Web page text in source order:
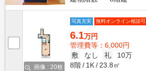
画像 : 20枚
写真充実 無料オンライン相談可
6.1万円
管理費等：6,000円
敷
なし 礼
10万
8階
1K 23.8㎡